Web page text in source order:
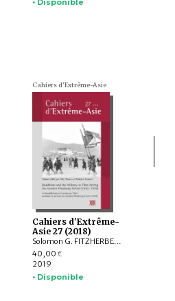
Cahiers d'Extrême-Asie
Cahiers d'Extrême-
Asie 27 (2018)
Solomon G. FITZHERBERT, Alice TRAVERS, Federica VENTURI, Marlene ERSCHBAMER, KOBAYASHI Ryōsuke, Stacey VAN VLEET
40,00 €
2019
• Disponible